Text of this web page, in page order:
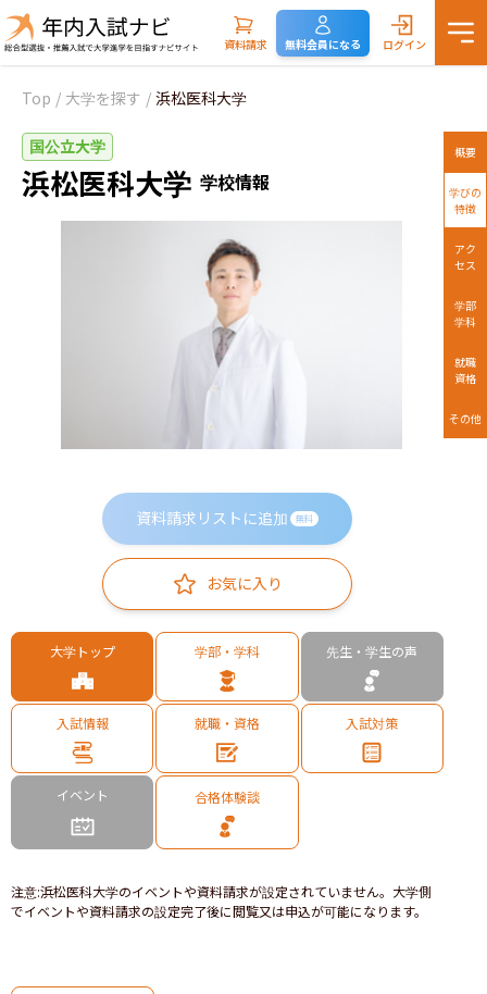
資料請求 無料会員になる ログイン
Top / 大学を探す / 浜松医科大学
国公立大学
浜松医科大学 学校情報
資料請求リストに追加 無料
お気に入り
大学トップ 学部・学科 先生・学生の声
入試情報 就職・資格 入試対策
イベント 合格体験談
注意:浜松医科大学のイベントや資料請求が設定されていません。大学側
でイベントや資料請求の設定完了後に閲覧又は申込が可能になります。
概要
学びの
特徴
アク
セス
学部
学科
就職
資格
その他